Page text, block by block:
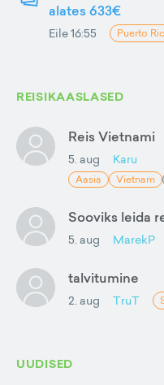
alates 633€
Eile 16:55 Puerto
REISIKAASLASED
Reis Vietnami
5. aug Karu
Aasia Vietnam
Sooviks leida
5. aug MarekP
talvitumine
2. aug TruT
UUDISED